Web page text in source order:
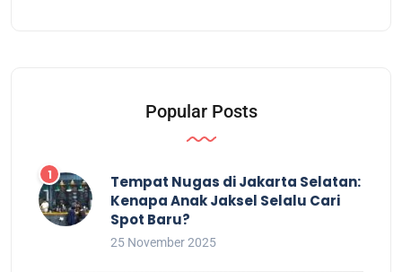
Popular Posts
Tempat Nugas di Jakarta Selatan:
Kenapa Anak Jaksel Selalu Cari
Spot Baru?
25 November 2025